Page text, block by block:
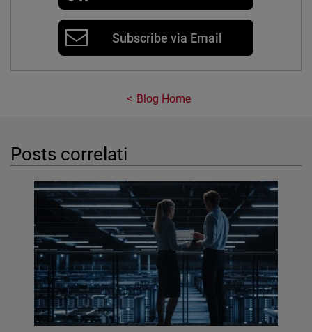
Subscribe via Email
Blog Home
Posts correlati